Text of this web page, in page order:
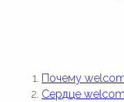
Почему
Сердце